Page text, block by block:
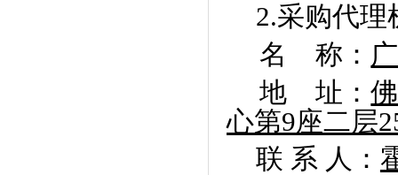
2.采购代理
名
称：
地
址：
心第9座二层
联 系 人：